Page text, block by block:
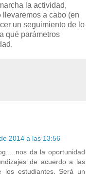
la actividad,
a cabo (en
un seguimiento de lo
qué parámetros
2014 a las 13:56
da la oportunidad
de acuerdo a las
los estudiantes. Será un